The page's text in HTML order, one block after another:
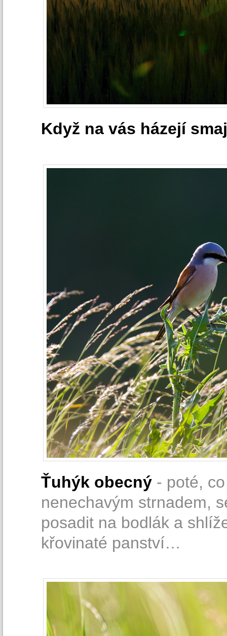
Když na vás házejí
Ťuhýk obecný - poté,
nenechavým strnadem,
posadit na bodlák a
křovinaté panství…